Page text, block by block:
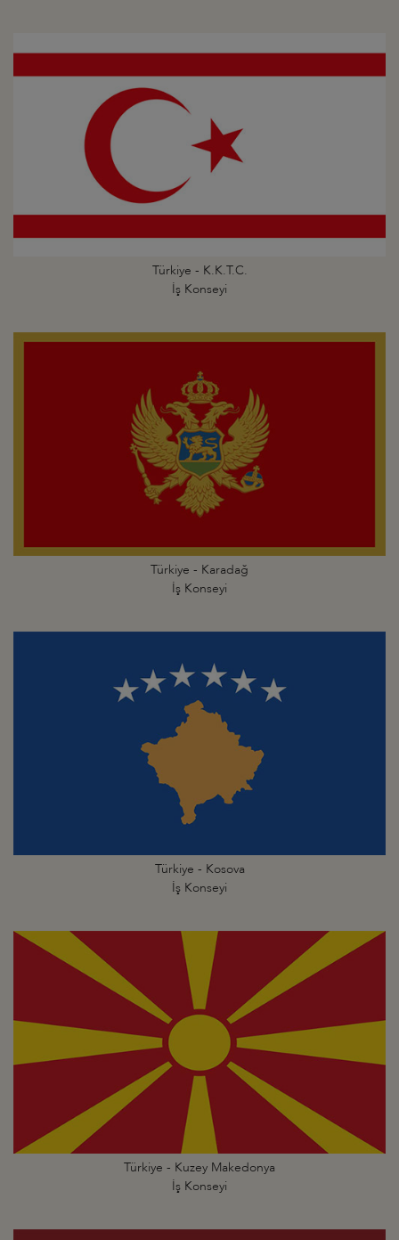
Türkiye - K.K.T.C.
İş Konseyi
Türkiye - Karadağ
İş Konseyi
Türkiye - Kosova
İş Konseyi
Türkiye - Kuzey Makedonya
İş Konseyi